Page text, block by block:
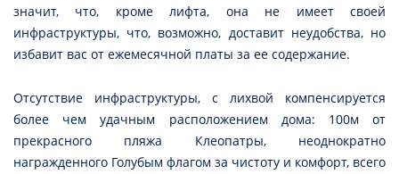
значит, что, кроме лифта, она не имеет своей
инфраструктуры, что, возможно, доставит неудобства, но
избавит вас от ежемесячной платы за ее содержание.
Отсутствие инфраструктуры, с лихвой компенсируется
более чем удачным расположением дома: 100м от
прекрасного пляжа Клеопатры, неоднократно
награжденного Голубым флагом за чистоту и комфорт, всего